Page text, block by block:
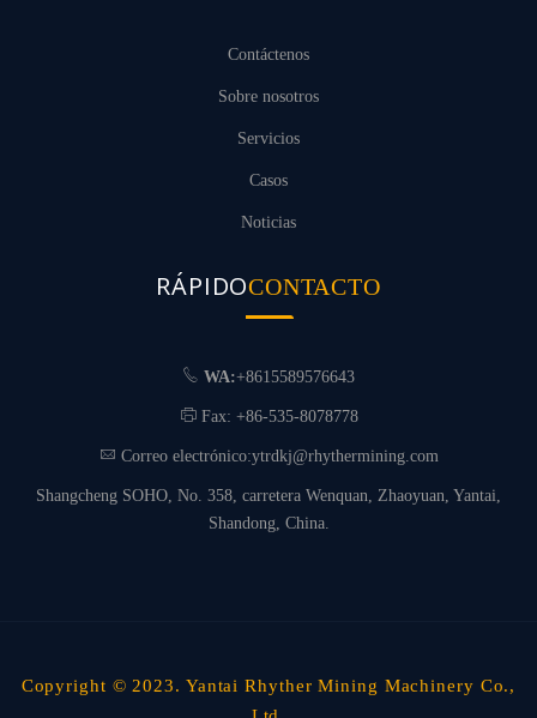
Contáctenos
Sobre nosotros
Servicios
Casos
Noticias
RÁPIDOCONTACTO
WA:+8615589576643
Fax: +86-535-8078778
Correo electrónico:ytrdkj@rhythermining.com
Shangcheng SOHO, No. 358, carretera Wenquan, Zhaoyuan, Yantai,
Shandong, China.
Copyright © 2023. Yantai Rhyther Mining Machinery Co.,